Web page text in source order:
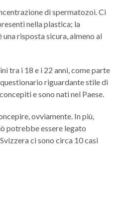
di spermatozoi. Ci
nella plastica; la
risposta sicura, almeno al
tra i 18 e i 22 anni, come parte
riguardante stile di
e sono nati nel Paese.
ovviamente. In più,
potrebbe essere legato
ci sono circa 10 casi